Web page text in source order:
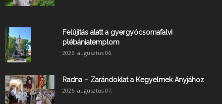
Felújítás alatt a gyergyócsomafalvi
plébániatemplom
2026. augusztus 06.
Radna – Zarándoklat a Kegyelmek Anyjához
2026. augusztus 07.